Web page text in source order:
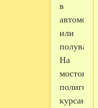
в
или
На
мостовом
полигоне
курсанты